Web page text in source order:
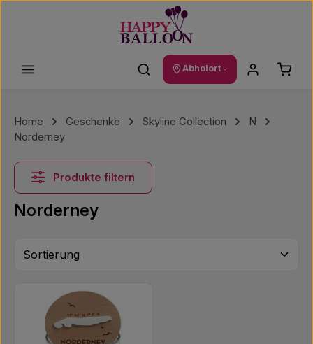
Abholort
Home Geschenke Skyline Collection
N
Norderney
Produkte filtern
Norderney